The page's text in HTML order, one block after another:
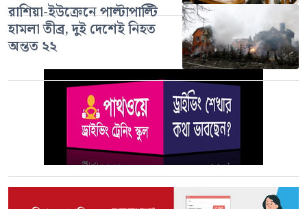
রাশিয়া-ইউক্রেনে পাল্টাপাল্টি
হামলা তীব্র, দুই দেশেই নিহত
অন্তত ২২